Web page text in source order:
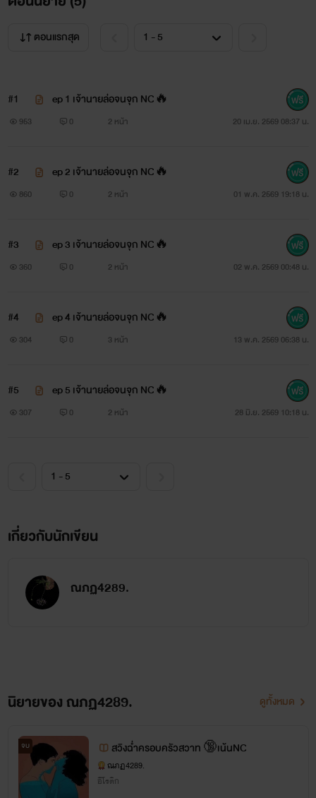
ตอนแรกสุด
#1 ep 1 เจ้านายล่อจนจุก NC🔥
953 0 2 หน้า 20 เม.ย. 2569 08:37 น.
#2 ep 2 เจ้านายล่อจนจุก NC🔥
860 0 2 หน้า 01 พ.ค. 2569 19:18 น.
#3 ep 3 เจ้านายล่อจนจุก NC🔥
360 0 2 หน้า 02 พ.ค. 2569 00:48 น.
#4 ep 4 เจ้านายล่อจนจุก NC🔥
304 0 3 หน้า 13 พ.ค. 2569 06:38 น.
#5 ep 5 เจ้านายล่อจนจุก NC🔥
307 0 2 หน้า 28 มิ.ย. 2569 10:18 น.
เกี่ยวกับนักเขียน
ณภฏ4289.
นิยายของ ณภฏ4289. ดูทั้งหมด
จบ สวิงฉ่ำครอบครัวสวาท 🔞เน้นNC
ณภฏ4289.
อีโรติก